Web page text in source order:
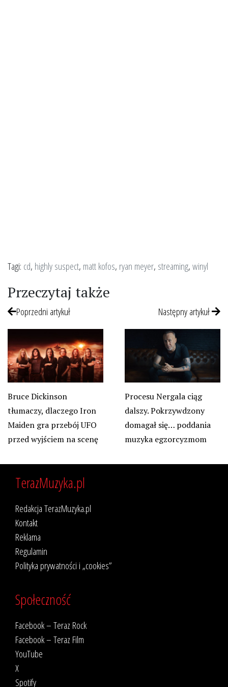
Tagi: cd, highly suspect, matt kofos, ryan meyer, streaming,winyl
Przeczytaj także
Poprzedni artykuł
Bruce Dickinson
tłumaczy, dlaczego Iron
Maiden gra przebój UFO
przed wyjściem na scenę
Następny artykuł
Procesu Nergala ciąg
dalszy. Pokrzywdzony
domagał się… poddania
muzyka egzorcyzmom
TerazMuzyka.pl
Redakcja TerazMuzyka.pl
Kontakt
Reklama
Regulamin
Polityka prywatności i „cookies”
Społeczność
Facebook – Teraz Rock
Facebook – Teraz Film
YouTube
X
Spotify